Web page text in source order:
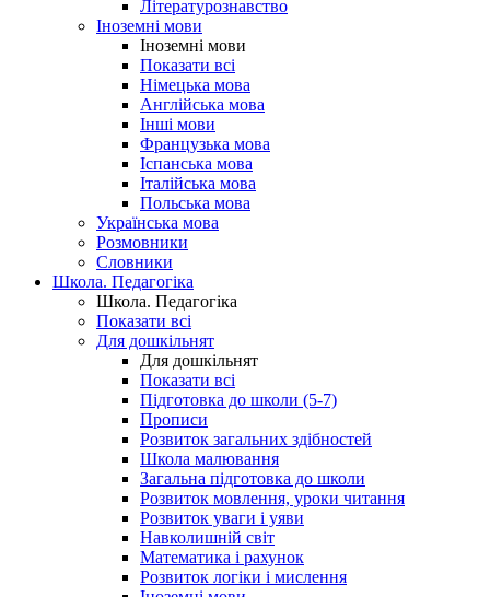
Літературознавство
Іноземні мови
Іноземні мови
Показати всі
Німецька мова
Англійська мова
Інші мови
Французька мова
Іспанська мова
Італійська мова
Польська мова
Українська мова
Розмовники
Словники
Школа. Педагогіка
Школа. Педагогіка
Показати всі
Для дошкільнят
Для дошкільнят
Показати всі
Підготовка до школи (5-7)
Прописи
Розвиток загальних здібностей
Школа малювання
Загальна підготовка до школи
Розвиток мовлення, уроки читання
Розвиток уваги і уяви
Навколишній світ
Математика і рахунок
Розвиток логіки і мислення